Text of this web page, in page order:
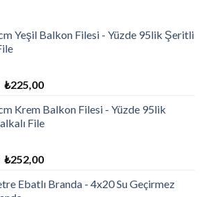
Yeşil Balkon Filesi - Yüzde 95lik Şeritli
Orijinal
₺281,25.
₺225,00Şu
fiyat:
₺225,00.
Krem Balkon Filesi - Yüzde 95lik
File
Orijinal
₺315,00.
₺252,00Şu
fiyat:
Ebatlı Branda - 4x20 Su Geçirmez